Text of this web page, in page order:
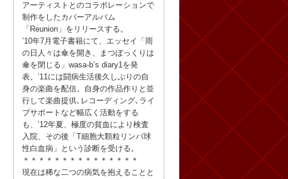
アーティストとのコラボレーションで
制作をしたカバーアルバム
「Reunion」をリリースする。
’10年7月電子書籍にて、エッセイ「雨
の日人々は傘を開き、まつぼっくりは
傘を閉じる」wasa-b’s diary1を発
表。’11には闘病生活後久しぶりの自
身の楽曲を配信。自身の作品作りと並
行して楽曲提供､レコーディング､ライ
ブサポートなど幅広く活動をする
も、’12年夏、極度の貧血により検査
入院、その後「T細胞大顆粒リンパ球
性白血病」という診断を受ける。
＊＊＊＊＊＊＊＊＊＊＊＊＊＊＊
現在は稀な二つの病気を抱えることと